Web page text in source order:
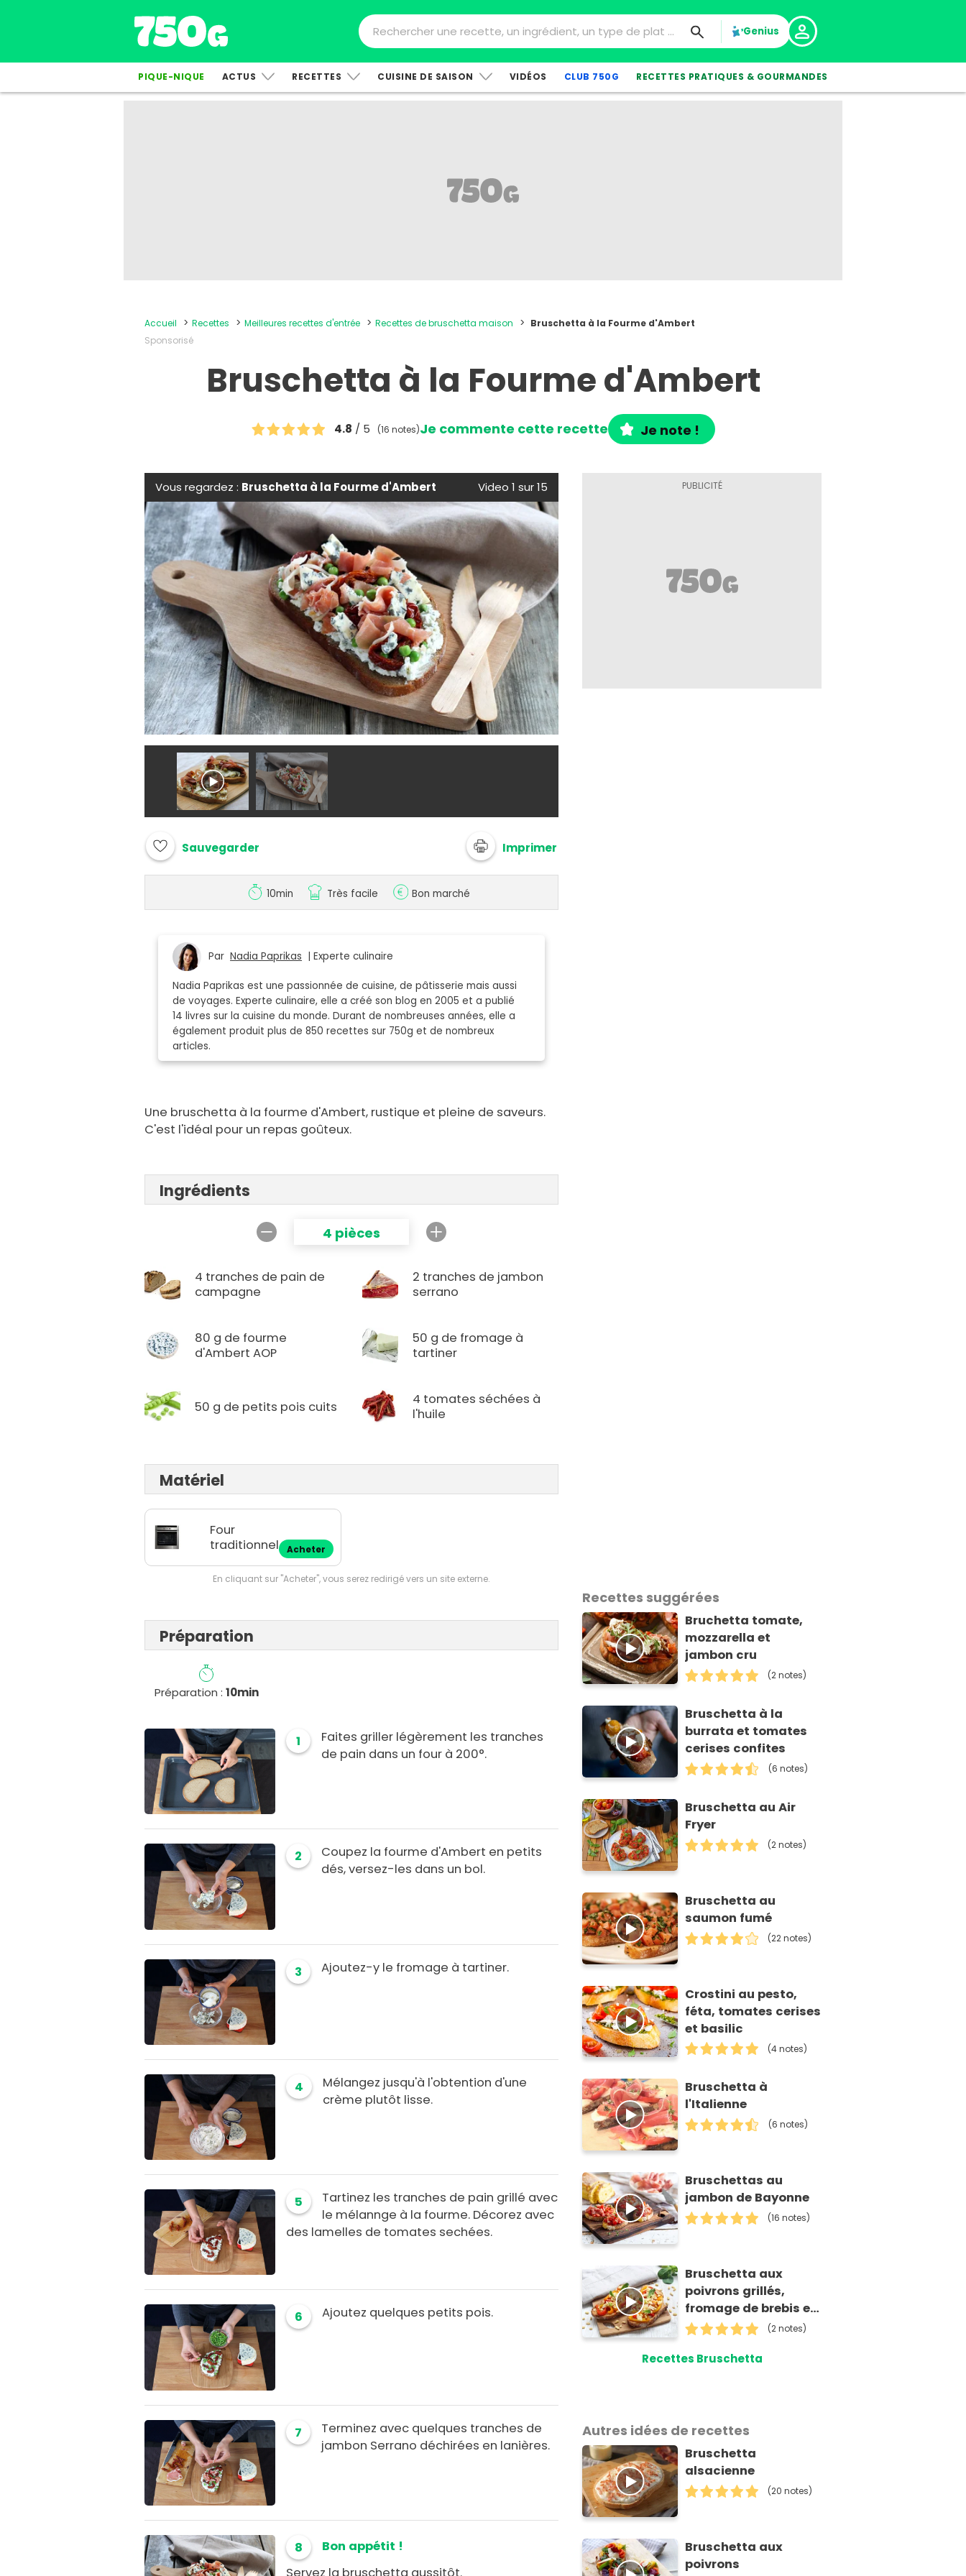
Genius
PIQUE-NIQUE ACTUS RECETTES CUISINE DE SAISON VIDÉOS CLUB 750G RECETTES PRATIQUES & GOURMANDES
Accueil Recettes Meilleures recettes d'entrée Recettes de bruschetta maison
Bruschetta à la Fourme d'Ambert
Sponsorisé
Bruschetta à la Fourme d'Ambert
4.8 / 5 (16 notes)Je commente cette recette Je note !
Vous regardez : Bruschetta à la Fourme d'Ambert Video 1 sur 15
Sauvegarder Imprimer
10min Très facile Bon marché
ParNadia Paprikas | Experte culinaire
Nadia Paprikas est une passionnée de cuisine, de pâtisserie mais aussi
de voyages. Experte culinaire, elle a créé son blog en 2005 et a publié
14 livres sur la cuisine du monde. Durant de nombreuses années, elle a
également produit plus de 850 recettes sur 750g et de nombreux
articles.
Une bruschetta à la fourme d'Ambert, rustique et pleine de saveurs.
C'est l'idéal pour un repas goûteux.
Ingrédients
4 pièces
4 tranches de pain de
campagne
2 tranches de jambon
serrano
80 g de fourme
d'Ambert AOP
50 g de fromage à
tartiner
50 g de petits pois cuits
4 tomates séchées à
l'huile
Matériel
Four
traditionnel
Acheter
En cliquant sur "Acheter", vous serez redirigé vers un site externe.
Préparation
Préparation : 10min
1
Faites griller légèrement les tranches
de pain dans un four à 200°.
2
Coupez la fourme d'Ambert en petits
dés, versez-les dans un bol.
3 Ajoutez-y le fromage à tartiner.
4
Mélangez jusqu'à l'obtention d'une
crème plutôt lisse.
5
Tartinez les tranches de pain grillé avec
le mélannge à la fourme. Décorez avec
des lamelles de tomates sechées.
6 Ajoutez quelques petits pois.
7
Terminez avec quelques tranches de
jambon Serrano déchirées en lanières.
8
Bon appétit !
Recettes suggérées
Bruchetta tomate,
mozzarella et
jambon cru
(2 notes)
Bruschetta à la
burrata et tomates
cerises confites
(6 notes)
Bruschetta au Air
Fryer
(2 notes)
Bruschetta au
saumon fumé
(22 notes)
Crostini au pesto,
féta, tomates cerises
et basilic
(4 notes)
Bruschetta à
l'Italienne
(6 notes)
Bruschettas au
jambon de Bayonne
(16 notes)
Bruschetta aux
poivrons grillés,
fromage de brebis et
pignons de pin(2 notes)
Recettes Bruschetta
Autres idées de recettes
Bruschetta
alsacienne
(20 notes)
Bruschetta aux
poivrons